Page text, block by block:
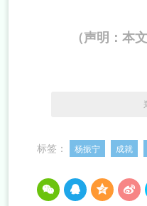
（声明：本
标签： 杨振宁 成就